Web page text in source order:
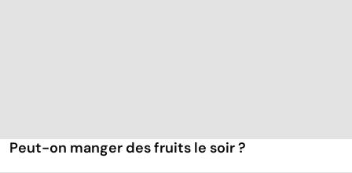
Peut-on manger des fruits le soir ?